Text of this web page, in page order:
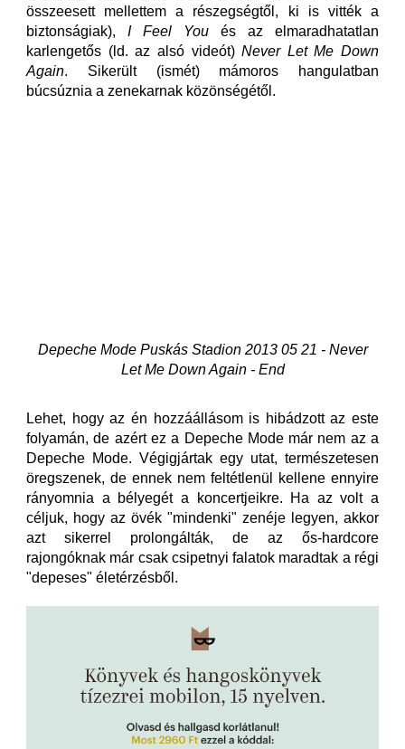
összeesett mellettem a részegségtől, ki is vitték a
biztonságiak), I Feel You és az elmaradhatatlan
karlengetős (ld. az alsó videót)Never Let Me Down
Again. Sikerült (ismét) mámoros hangulatban
búcsúznia a zenekarnak közönségétől.
Depeche Mode Puskás Stadion 2013 05 21 - Never
Let Me Down Again - End
Lehet, hogy az én hozzáállásom is hibádzott az este
folyamán, de azért ez a Depeche Mode már nem az a
Depeche Mode. Végigjártak egy utat, természetesen
öregszenek, de ennek nem feltétlenül kellene ennyire
rányomnia a bélyegét a koncertjeikre. Ha az volt a
céljuk, hogy az övék "mindenki" zenéje legyen, akkor
azt sikerrel prolongálták, de az ős-hardcore
rajongóknak már csak csipetnyi falatok maradtak a régi
"depeses" életérzésből.